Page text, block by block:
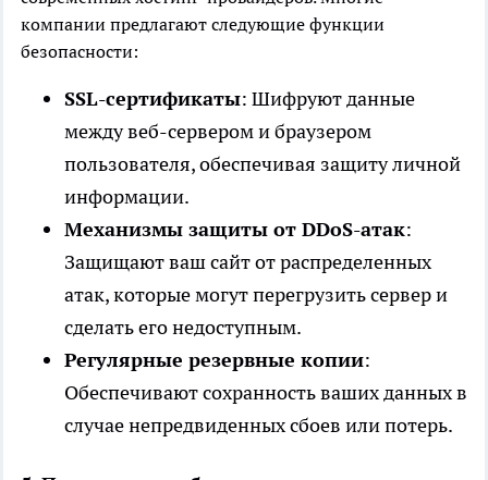
компании предлагают следующие функции
безопасности:
SSL-сертификаты: Шифруют данные
между веб-сервером и браузером
пользователя, обеспечивая защиту личной
информации.
Механизмы защиты от DDoS-атак:
Защищают ваш сайт от распределенных
атак, которые могут перегрузить сервер и
сделать его недоступным.
Регулярные резервные копии:
Обеспечивают сохранность ваших данных в
случае непредвиденных сбоев или потерь.